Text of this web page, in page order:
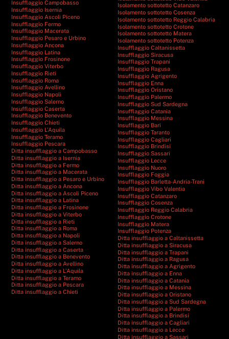
Insufflaggio Campobasso
Insufflaggio Isernia
Insufflaggio Ascoli Piceno
Insufflaggio Fermo
Insufflaggio Macerata
Insufflaggio Pesaro e Urbino
Insufflaggio Ancona
Insufflaggio Latina
Insufflaggio Frosinone
Insufflaggio Viterbo
Insufflaggio Rieti
Insufflaggio Roma
Insufflaggio Avellino
Insufflaggio Napoli
Insufflaggio Salerno
Insufflaggio Caserta
Insufflaggio Benevento
Insufflaggio Chieti
Insufflaggio L’Aquila
Insufflaggio Teramo
Insufflaggio Pescara
Ditta insufflaggio a Campobasso
Ditta insufflaggio a Isernia
Ditta insufflaggio a Fermo
Ditta insufflaggio a Macerata
Ditta insufflaggio a Pesaro e Urbino
Ditta insufflaggio a Ancona
Ditta insufflaggio a Ascoli Piceno
Ditta insufflaggio a Latina
Ditta insufflaggio a Frosinone
Ditta insufflaggio a Viterbo
Ditta insufflaggio a Rieti
Ditta insufflaggio a Roma
Ditta insufflaggio a Napoli
Ditta insufflaggio a Salerno
Ditta insufflaggio a Caserta
Ditta insufflaggio a Benevento
Ditta insufflaggio a Avellino
Ditta insufflaggio a L’Aquila
Ditta insufflaggio a Teramo
Ditta insufflaggio a Pescara
Ditta insufflaggio a Chieti
Isolamento sottotetto Catanzaro
Isolamento sottotetto Cosenza
Isolamento sottotetto Reggio Calabria
Isolamento sottotetto Crotone
Isolamento sottotetto Matera
Isolamento sottotetto Potenza
Insufflaggio Caltanissetta
Insufflaggio Siracusa
Insufflaggio Trapani
Insufflaggio Ragusa
Insufflaggio Agrigento
Insufflaggio Enna
Insufflaggio Oristano
Insufflaggio Palermo
Insufflaggio Sud Sardegna
Insufflaggio Catania
Insufflaggio Messina
Insufflaggio Bari
Insufflaggio Taranto
Insufflaggio Cagliari
Insufflaggio Brindisi
Insufflaggio Sassari
Insufflaggio Lecce
Insufflaggio Nuoro
Insufflaggio Foggia
Insufflaggio Barletta-Andria-Trani
Insufflaggio Vibo Valentia
Insufflaggio Catanzaro
Insufflaggio Cosenza
Insufflaggio Reggio Calabria
Insufflaggio Crotone
Insufflaggio Matera
Insufflaggio Potenza
Ditta insufflaggio a Caltanissetta
Ditta insufflaggio a Siracusa
Ditta insufflaggio a Trapani
Ditta insufflaggio a Ragusa
Ditta insufflaggio a Agrigento
Ditta insufflaggio a Enna
Ditta insufflaggio a Catania
Ditta insufflaggio a Messina
Ditta insufflaggio a Oristano
Ditta insufflaggio a Sud Sardegna
Ditta insufflaggio a Palermo
Ditta insufflaggio a Brindisi
Ditta insufflaggio a Cagliari
Ditta insufflaggio a Lecce
Ditta insufflaggio a Sassari